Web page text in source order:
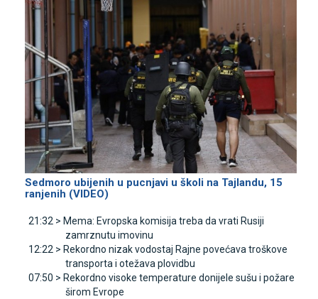
Sedmoro ubijenih u pucnjavi u školi na Tajlandu, 15
ranjenih (VIDEO)
21:32 > Mema: Evropska komisija treba da vrati Rusiji
zamrznutu imovinu
12:22 > Rekordno nizak vodostaj Rajne povećava troškove
transporta i otežava plovidbu
07:50 > Rekordno visoke temperature donijele sušu i požare
širom Evrope